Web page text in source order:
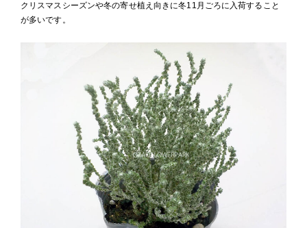
クリスマスシーズンや冬の寄せ植え向きに冬11月ごろに入荷すること
が多いです。